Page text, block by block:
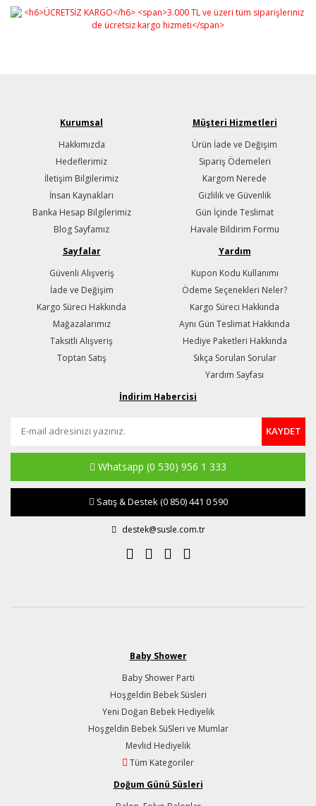
Kurumsal
Hakkımızda
Hedeflerimiz
İletişim Bilgilerimiz
İnsan Kaynakları
Banka Hesap Bilgilerimiz
Blog Sayfamız
Müşteri Hizmetleri
Ürün İade ve Değişim
Sipariş Ödemeleri
Kargom Nerede
Gizlilik ve Güvenlik
Gün İçinde Teslimat
Havale Bildirim Formu
Sayfalar
Güvenli Alışveriş
İade ve Değişim
Kargo Süreci Hakkında
Mağazalarımız
Taksitli Alışveriş
Toptan Satış
Yardım
Kupon Kodu Kullanımı
Ödeme Seçenekleri Neler?
Kargo Süreci Hakkında
Aynı Gün Teslimat Hakkında
Hediye Paketleri Hakkında
Sıkça Sorulan Sorular
Yardım Sayfası
İndirim Habercisi
KAYDET
Whatsapp (0 530) 956 1 333
Satış & Destek(0 850) 441 0 590
destek@susle.com.tr
Baby Shower
Baby Shower Parti
Hoşgeldin Bebek Süsleri
Yeni Doğan Bebek Hediyelik
Hoşgeldin Bebek SüSleri ve Mumlar
Mevlid Hediyelik
Tüm Kategoriler
Doğum Günü Süsleri